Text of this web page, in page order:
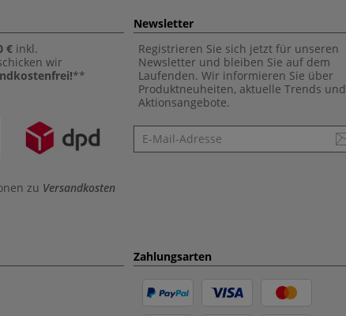
€ inkl.
wir
**
zu Versandkosten
Newsletter
Registrieren Sie sich jetzt für unseren
Newsletter und bleiben Sie auf dem
Laufenden. Wir informieren Sie über
Produktneuheiten, aktuelle Trends und
Aktionsangebote.
Newsletter
Zahlungsarten